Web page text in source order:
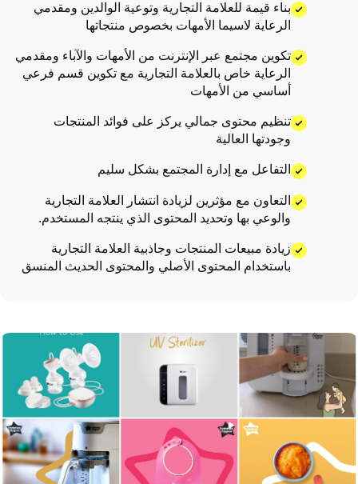
بناء قيمة للعلامة التجارية وتوعية الوالدين ومقدمي
الرعاية لاسيما الأمهات بخصوص منتجاتها
تكوين مجتمع عبر الإنترنت من الأمهات والآباء ومقدمي
الرعاية خاص بالعلامة التجارية مع تكوين قسم فرعي
أساسي من الأمهات
تنظيم محتوى جمالي يركز على فوائد المنتجات
وجودتها العالية
التفاعل مع إدارة المجتمع بشكل سليم
التعاون مع مؤثرين لزيادة انتشار العلامة التجارية
والوعي بها وتحديد المحتوى الذي ينتجه المستخدم.
زيادة مبيعات المنتجات وجاذبية العلامة التجارية
باستخدام المحتوى الأصلي والمحتوى الحديث المنسق